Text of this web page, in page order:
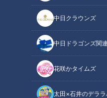
中日クラウンズ
中日ドラゴンズ関
花咲かタイムズ
太田×石井のデララ